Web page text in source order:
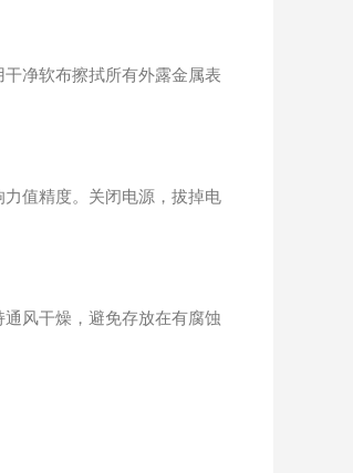
净软布擦拭所有外露金属表
值精度。关闭电源，拔掉电
风干燥，避免存放在有腐蚀